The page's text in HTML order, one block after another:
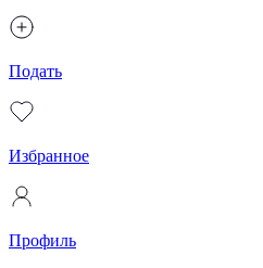
Подать
Избранное
Профиль